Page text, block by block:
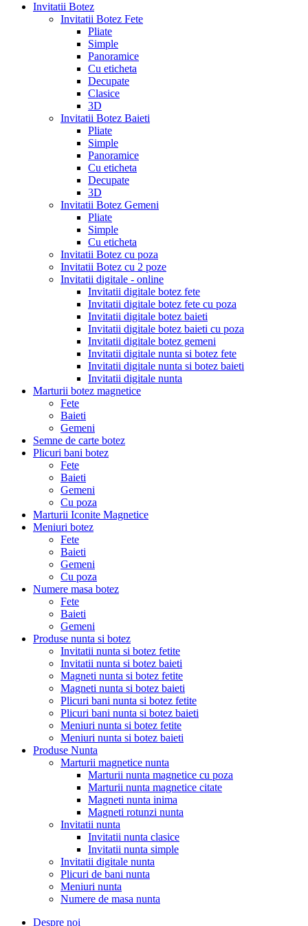
Invitatii Botez
Invitatii Botez Fete
Pliate
Simple
Panoramice
Cu eticheta
Decupate
Clasice
3D
Invitatii Botez Baieti
Pliate
Simple
Panoramice
Cu eticheta
Decupate
3D
Invitatii Botez Gemeni
Pliate
Simple
Cu eticheta
Invitatii Botez cu poza
Invitatii Botez cu 2 poze
Invitatii digitale - online
Invitatii digitale botez fete
Invitatii digitale botez fete cu poza
Invitatii digitale botez baieti
Invitatii digitale botez baieti cu poza
Invitatii digitale botez gemeni
Invitatii digitale nunta si botez fete
Invitatii digitale nunta si botez baieti
Invitatii digitale nunta
Marturii botez magnetice
Fete
Baieti
Gemeni
Semne de carte botez
Plicuri bani botez
Fete
Baieti
Gemeni
Cu poza
Marturii Iconite Magnetice
Meniuri botez
Fete
Baieti
Gemeni
Cu poza
Numere masa botez
Fete
Baieti
Gemeni
Produse nunta si botez
Invitatii nunta si botez fetite
Invitatii nunta si botez baieti
Magneti nunta si botez fetite
Magneti nunta si botez baieti
Plicuri bani nunta si botez fetite
Plicuri bani nunta si botez baieti
Meniuri nunta si botez fetite
Meniuri nunta si botez baieti
Produse Nunta
Marturii magnetice nunta
Marturii nunta magnetice cu poza
Marturii nunta magnetice citate
Magneti nunta inima
Magneti rotunzi nunta
Invitatii nunta
Invitatii nunta clasice
Invitatii nunta simple
Invitatii digitale nunta
Plicuri de bani nunta
Meniuri nunta
Numere de masa nunta
Despre noi